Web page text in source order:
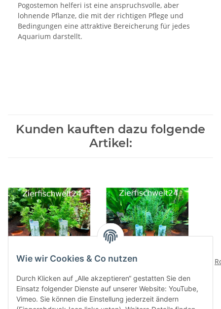
Pogostemon helferi ist eine anspruchsvolle, aber
lohnende Pflanze, die mit der richtigen Pflege und
Bedingungen eine attraktive Bereicherung für jedes
Aquarium darstellt.
Kunden kauften dazu folgende
Artikel:
Limnophila sessiliflora
Myriophyllum
Tausendblatt
4,95 €*
Wie wir Cookies & Co nutzen
Durch Klicken auf „Alle akzeptieren“ gestatten Sie den
Einsatz folgender Dienste auf unserer Website: YouTube,
Vimeo. Sie können die Einstellung jederzeit ändern